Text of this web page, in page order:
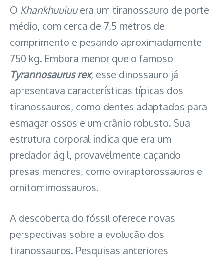
O Khankhuuluuera um tiranossauro de porte
médio, com cerca de 7,5 metros de
comprimento e pesando aproximadamente
750 kg. Embora menor que o famoso
Tyrannosaurus rex, esse dinossauro já
apresentava características típicas dos
tiranossauros, como dentes adaptados para
esmagar ossos e um crânio robusto. Sua
estrutura corporal indica que era um
predador ágil, provavelmente caçando
presas menores, como oviraptorossauros e
ornitomimossauros.
A descoberta do fóssil oferece novas
perspectivas sobre a evolução dos
tiranossauros. Pesquisas anteriores